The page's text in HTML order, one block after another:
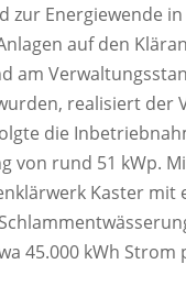
zur Energiewende
auf den
am
realisiert der
die
rund 51 kWp.
Kaster
45.000 kWh Strom